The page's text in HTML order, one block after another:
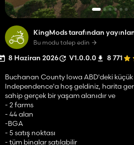
KingMods tarafından
Bu modu talep edin
8 Haziran 2026 V1.0.0.0 8 771
Buchanan County Iowa ABD'deki küçük
Independence'a hoş geldiniz, harita
sahip gerçek bir yaşam alanıdır ve
- 2 farms
- 44 alan
-BGA
- 5 satış noktası
- tüm binalar satılabilir